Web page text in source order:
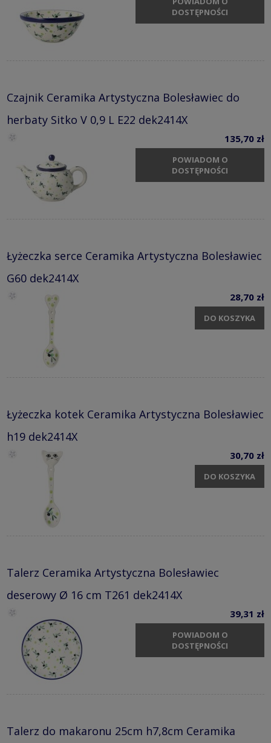
DOSTĘPNOŚCI
Czajnik Ceramika Artystyczna Bolesławiec do
herbaty Sitko V 0,9 L E22 dek2414X
135,70 zł
POWIADOM O
DOSTĘPNOŚCI
Łyżeczka serce Ceramika Artystyczna Bolesławiec
G60 dek2414X
28,70 zł
DO KOSZYKA
Łyżeczka kotek Ceramika Artystyczna Bolesławiec
h19 dek2414X
30,70 zł
DO KOSZYKA
Talerz Ceramika Artystyczna Bolesławiec
deserowy Ø 16 cm T261 dek2414X
39,31 zł
POWIADOM O
DOSTĘPNOŚCI
Talerz do makaronu 25cm h7,8cm Ceramika